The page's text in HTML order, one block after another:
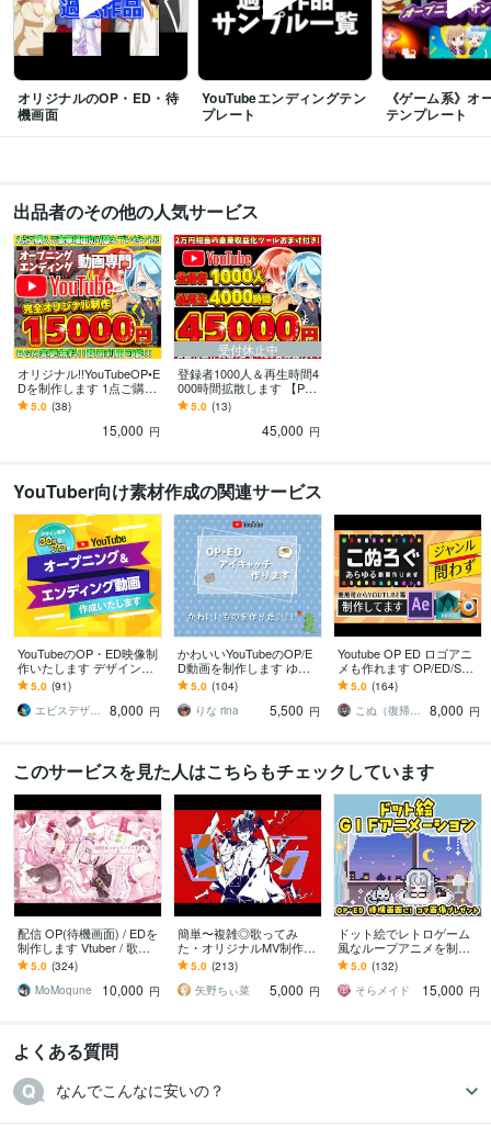
オリジナルのOP・ED・待
機画面
YouTubeエンディングテン
プレート
《ゲーム系》オ
テンプレート
出品者のその他の人気サービス
オリジナル!!YouTubeOP•E
Dを制作します 1点ご購入
で豪華トランジションを
プレゼントします！
5.0 (38)
15,000 円
受付休止中
登録者1000人＆再生時間4
000時間拡散します 【PR
O認定出品者】で"安
心""信頼"が実感できます
5.0 (13)
45,000 円
YouTuber向け素材作成の関連サービス
YouTubeのOP・ED映像制
作いたします デザイン業
界のプロがブランドイメ
ージづくりのお手伝い
5.0 (91)
エビスデザイン
8,000 円
かわいいYouTubeのOP/E
D動画を制作します ゆる
くかわいいもの好きの為
のサービス！
5.0 (104)
りな rina
5,500 円
Youtube OP ED ロゴアニ
メも作れます OP/ED/SV
G/Lottie/3D/LOGO/タイト
ル等
5.0 (164)
こぬ（復帰✨）
8,000 円
このサービスを見た人はこちらもチェックしています
配信 OP(待機画面) / EDを
制作します Vtuber / 歌い
手 / YouTuber さん向け！
5.0 (324)
MoMoqune
10,000 円
簡単〜複雑◎歌ってみ
た・オリジナルMV制作し
ます Vtuber・歌い手必
見！お任せ〜本家再現ま
で可能！
5.0 (213)
矢野ちぃ菜
5,000 円
ドット絵でレトロゲーム
風なループアニメを制作
します 動画配信のOP.ED.
待機画面、結婚式ムービ
ー、SNSにも！
5.0 (132)
そらメイド
15,000 円
よくある質問
なんでこんなに安いの？